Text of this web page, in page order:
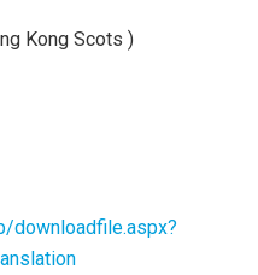
Kong Scots )
downloadfile.aspx?